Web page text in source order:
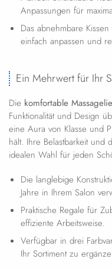
Anpassungen für
Das abnehmbare
einfach anpassen und
Ein Mehrwert für Ihr
Die komfortable
Funktionalität und Design
eine Aura von Klasse und
hält. Ihre Belastbarkeit
idealen Wahl für jeden
Die langlebige
Jahre in Ihrem Salon
Praktische Regale für
effiziente Arbeitsweise.
Verfügbar in drei
Ihr Sortiment zu